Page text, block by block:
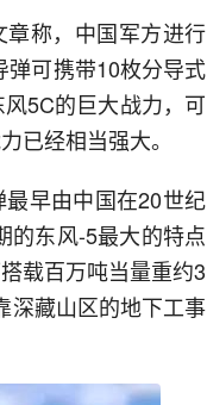
章称，中国军方进行
弹可携带10枚分导式
5C的巨大战力，可
已经相当强大。
早由中国在20世纪
的东风-5最大的特点
载百万吨当量重约3
深藏山区的地下工事